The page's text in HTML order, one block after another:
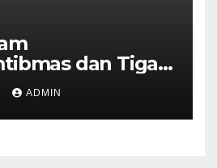
dan Tiga
Ungaran
Warga
Ronda
ADMIN